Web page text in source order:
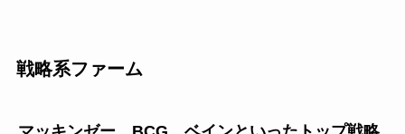
戦略系ファーム